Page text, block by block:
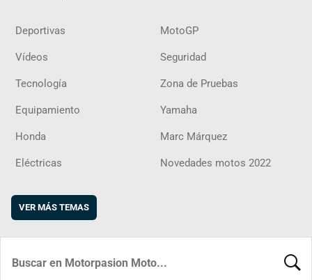
Deportivas MotoGP
Vídeos Seguridad
Tecnología Zona de Pruebas
Equipamiento Yamaha
Honda Marc Márquez
Eléctricas Novedades motos 2022
VER MÁS TEMAS